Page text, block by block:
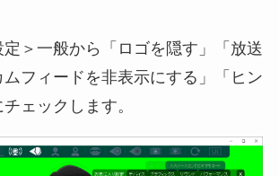
＞一般から「ロゴを隠す」「放送
フィードを非表示にする」「ヒン
ェックします。